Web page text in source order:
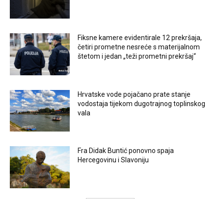
Fiksne kamere evidentirale 12 prekršaja,
četiri prometne nesreće s materijalnom
štetom i jedan „teži prometni prekršaj“
Hrvatske vode pojačano prate stanje
vodostaja tijekom dugotrajnog toplinskog
vala
Fra Didak Buntić ponovno spaja
Hercegovinu i Slavoniju